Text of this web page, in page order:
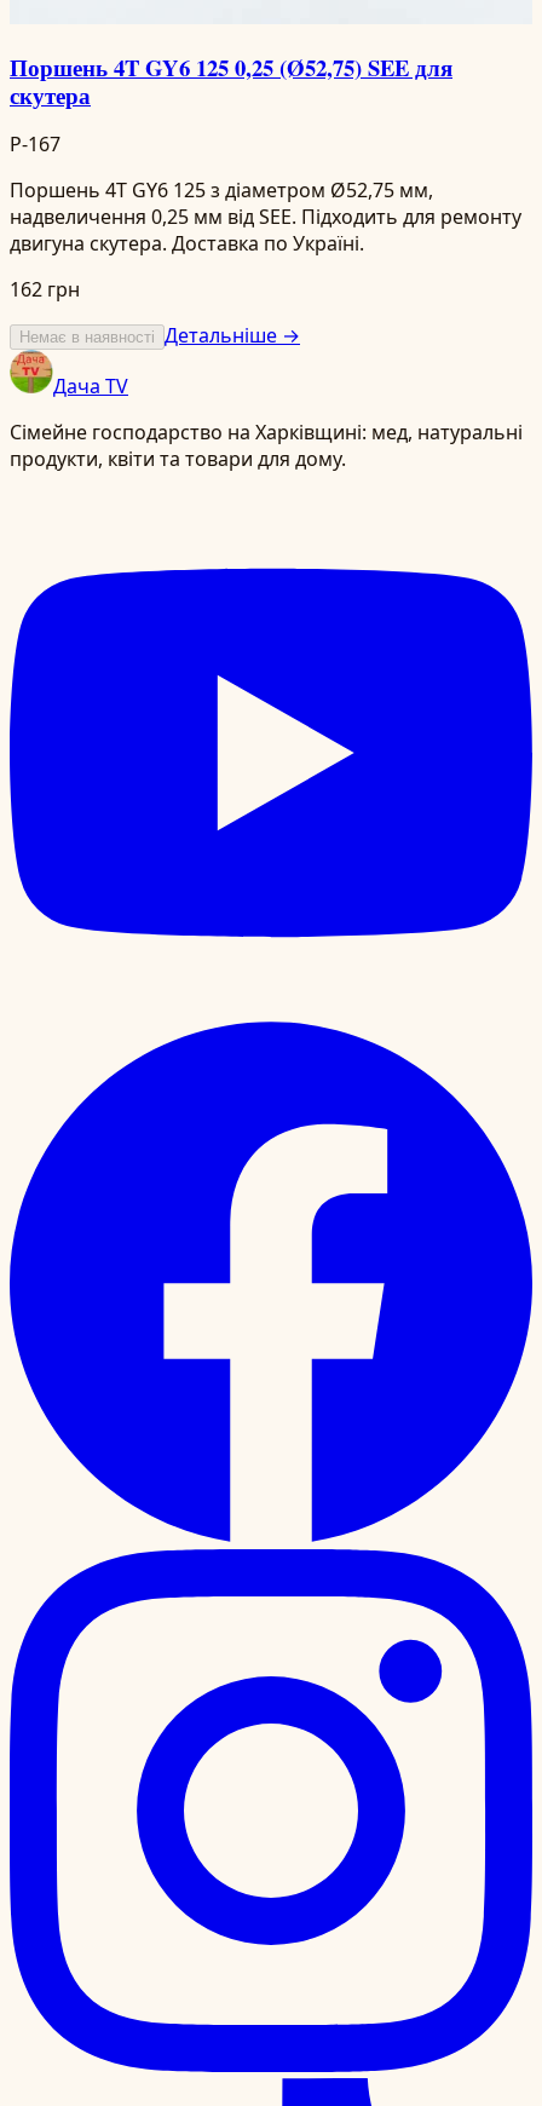
Поршень 4T GY6 125 0,25 (Ø52,75) SEE для
скутера
P-167
Поршень 4T GY6 125 з діаметром Ø52,75 мм,
надвеличення 0,25 мм від SEE. Підходить для ремонту
двигуна скутера. Доставка по Україні.
162 грн
Немає в наявності Детальніше →
Дача TV
Сімейне господарство на Харківщині: мед, натуральні
продукти, квіти та товари для дому.